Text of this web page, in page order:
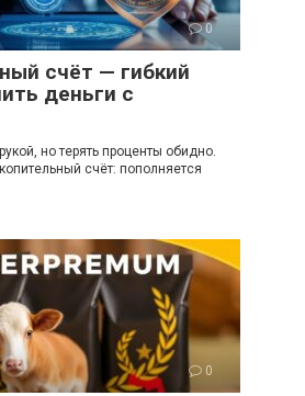
0
счёт — гибкий
деньги с
но терять проценты обидно.
счёт: пополняется
0